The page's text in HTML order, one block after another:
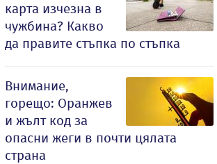
карта изчезна в
чужбина? Какво
да правите стъпка по стъпка
Внимание,
горещо: Оранжев
и жълт код за
опасни жеги в почти цялата
страна